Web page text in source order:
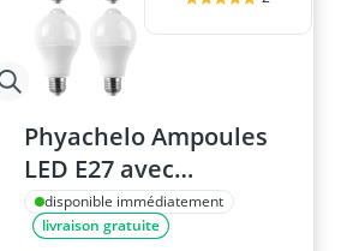
Phyachelo Ampoules
LED E27 avec
Détecteur de
Mouvement 15W
disponible immédiatement
livraison gratuite